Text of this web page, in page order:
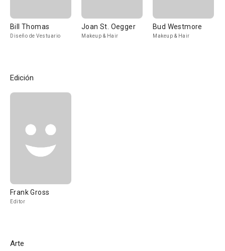
Bill Thomas
Diseño de Vestuario
Joan St. Oegger
Makeup & Hair
Bud Westmore
Makeup & Hair
Edición
Frank Gross
Editor
Arte